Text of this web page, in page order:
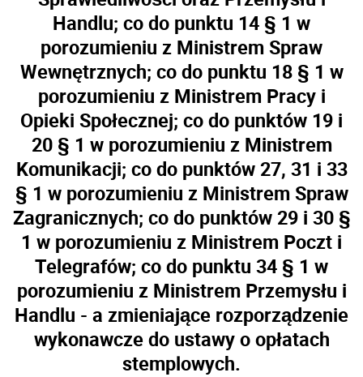
Handlu; co do punktu 14 § 1 w
porozumieniu z Ministrem Spraw
Wewnętrznych; co do punktu 18 § 1 w
porozumieniu z Ministrem Pracy i
Opieki Społecznej; co do punktów 19 i
20 § 1 w porozumieniu z Ministrem
Komunikacji; co do punktów 27, 31 i 33
§ 1 w porozumieniu z Ministrem Spraw
Zagranicznych; co do punktów 29 i 30 §
1 w porozumieniu z Ministrem Poczt i
Telegrafów; co do punktu 34 § 1 w
porozumieniu z Ministrem Przemysłu i
Handlu - a zmieniające rozporządzenie
wykonawcze do ustawy o opłatach
stemplowych.